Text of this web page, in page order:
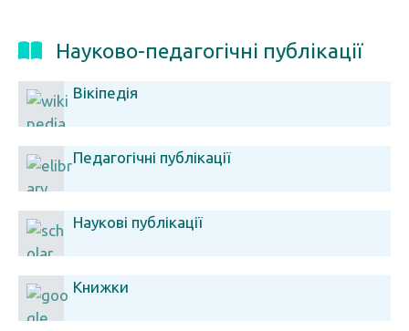
Науково-педагогічні публікації
Вікіпедія
Педагогічні публікації
Наукові публікації
Книжки